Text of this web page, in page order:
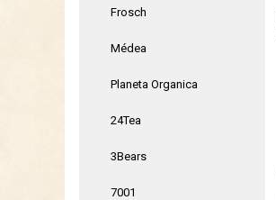
Frosch
Médea
Planeta Organica
24Tea
3Bears
7001